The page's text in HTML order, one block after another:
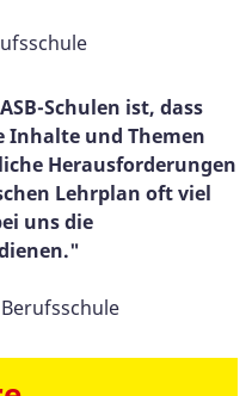
Schulen ist, dass
und Themen
Herausforderungen
Lehrplan oft viel
uns die